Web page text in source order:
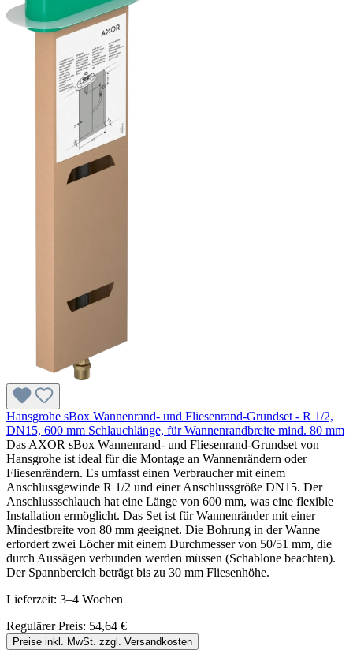
Hansgrohe sBox Wannenrand- und Fliesenrand-Grundset - R 1/2,
DN15, 600 mm Schlauchlänge, für Wannenrandbreite mind. 80 mm
Das AXOR sBox Wannenrand- und Fliesenrand-Grundset von
Hansgrohe ist ideal für die Montage an Wannenrändern oder
Fliesenrändern. Es umfasst einen Verbraucher mit einem
Anschlussgewinde R 1/2 und einer Anschlussgröße DN15. Der
Anschlussschlauch hat eine Länge von 600 mm, was eine flexible
Installation ermöglicht. Das Set ist für Wannenränder mit einer
Mindestbreite von 80 mm geeignet. Die Bohrung in der Wanne
erfordert zwei Löcher mit einem Durchmesser von 50/51 mm, die
durch Aussägen verbunden werden müssen (Schablone beachten).
Der Spannbereich beträgt bis zu 30 mm Fliesenhöhe.
Lieferzeit: 3–4 Wochen
Regulärer Preis: 54,64 €
Preise inkl. MwSt. zzgl. Versandkosten